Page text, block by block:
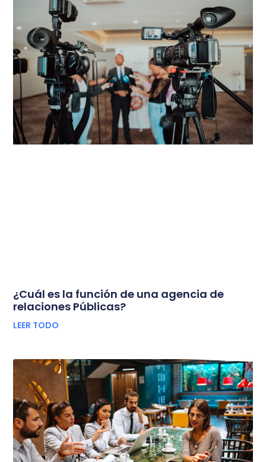
¿Cuál es la función de una agencia de
relaciones Públicas?
LEER TODO